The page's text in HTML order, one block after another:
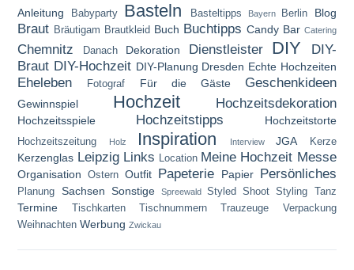
Anleitung Babyparty Basteln Basteltipps Bayern Berlin Blog
Braut Bräutigam Brautkleid Buch Buchtipps Candy Bar Catering
Chemnitz Danach Dekoration Dienstleister DIY
DIY-
Braut DIY-Hochzeit DIY-Planung Dresden Echte Hochzeiten
Eheleben Fotograf Für die Gäste Geschenkideen
Gewinnspiel Hochzeit Hochzeitsdekoration
Hochzeitsspiele Hochzeitstipps Hochzeitstorte
Hochzeitszeitung Holz Inspiration Interview JGA Kerze
Kerzenglas Leipzig Links Location Meine Hochzeit Messe
Organisation Ostern Outfit Papeterie Papier Persönliches
Planung Sachsen Sonstige Spreewald Styled Shoot Styling Tanz
Termine Tischkarten Tischnummern Trauzeuge
Verpackung
Weihnachten Werbung Zwickau